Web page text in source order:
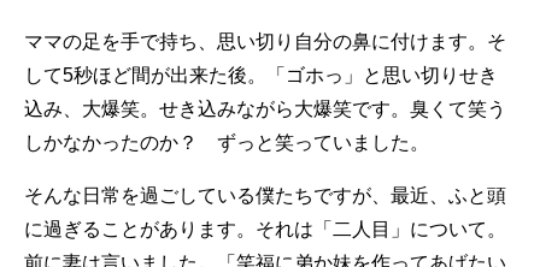
ママの足を手で持ち、思い切り自分の鼻に付けます。そ
して5秒ほど間が出来た後。「ゴホっ」と思い切りせき
込み、大爆笑。せき込みながら大爆笑です。臭くて笑う
しかなかったのか？ ずっと笑っていました。
そんな日常を過ごしている僕たちですが、最近、ふと頭
に過ぎることがあります。それは「二人目」について。
前に妻は言いました。「笑福に弟か妹を作ってあげたい